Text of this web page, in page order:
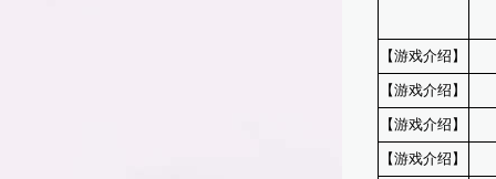
【游戏介绍】
【游戏介绍】
【游戏介绍】
【游戏介绍】